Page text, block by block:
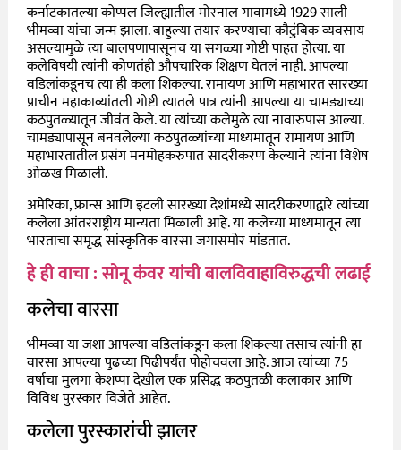
कर्नाटकातल्या कोप्पल जिल्ह्यातील मोरनाल गावामध्ये 1929 साली
भीमव्वा यांचा जन्म झाला. बाहुल्या तयार करण्याचा कौटुंबिक व्यवसाय
असल्यामुळे त्या बालपणापासूनच या सगळ्या गोष्टी पाहत होत्या. या
कलेविषयी त्यांनी कोणतंही औपचारिक शिक्षण घेतलं नाही. आपल्या
वडिलांकडूनच त्या ही कला शिकल्या. रामायण आणि महाभारत सारख्या
प्राचीन महाकाव्यांतली गोष्टी त्यातले पात्र त्यांनी आपल्या या चामड्याच्या
कठपुतळ्यातून जीवंत केले. या त्यांच्या कलेमुळे त्या नावारुपास आल्या.
चामड्यापासून बनवलेल्या कठपुतळ्यांच्या माध्यमातून रामायण आणि
महाभारतातील प्रसंग मनमोहकरुपात सादरीकरण केल्याने त्यांना विशेष
ओळख मिळाली.
अमेरिका, फ्रान्स आणि इटली सारख्या देशांमध्ये सादरीकरणाद्वारे त्यांच्या
कलेला आंतरराष्ट्रीय मान्यता मिळाली आहे. या कलेच्या माध्यमातून त्या
भारताचा समृद्ध सांस्कृतिक वारसा जगासमोर मांडतात.
हे ही वाचा : सोनू कंवर यांची बालविवाहाविरुद्धची लढाई
कलेचा वारसा
भीमव्वा या जशा आपल्या वडिलांकडून कला शिकल्या तसाच त्यांनी हा
वारसा आपल्या पुढच्या पिढीपर्यंत पोहोचवला आहे. आज त्यांच्या 75
वर्षाचा मुलगा केशप्पा देखील एक प्रसिद्ध कठपुतळी कलाकार आणि
विविध पुरस्कार विजेते आहेत.
कलेला पुरस्कारांची झालर